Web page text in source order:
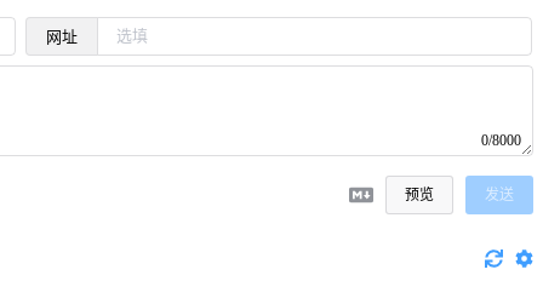
网址
0/8000
预览 发送